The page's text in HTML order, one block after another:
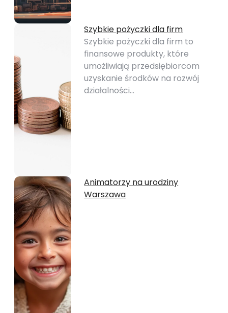
Szybkie pożyczki dla firm
Szybkie pożyczki dla firm to
finansowe produkty, które
umożliwiają przedsiębiorcom
uzyskanie środków na rozwój
działalności…
Animatorzy na urodziny
Warszawa